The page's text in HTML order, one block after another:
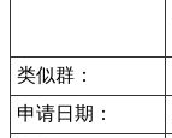
类似群：
申请日期：